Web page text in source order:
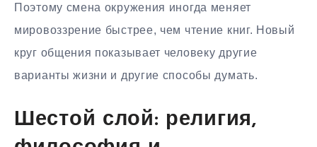
Поэтому смена окружения иногда меняет
мировоззрение быстрее, чем чтение книг. Новый
круг общения показывает человеку другие
варианты жизни и другие способы думать.
Шестой слой: религия,